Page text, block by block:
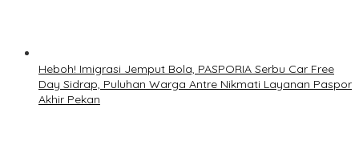
Heboh! Imigrasi Jemput Bola, PASPORIA Serbu Car Free
Day Sidrap, Puluhan Warga Antre Nikmati Layanan Paspor
Akhir Pekan